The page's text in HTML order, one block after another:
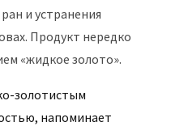
и устранения
Продукт нередко
«жидкое золото».
золотистым
напоминает